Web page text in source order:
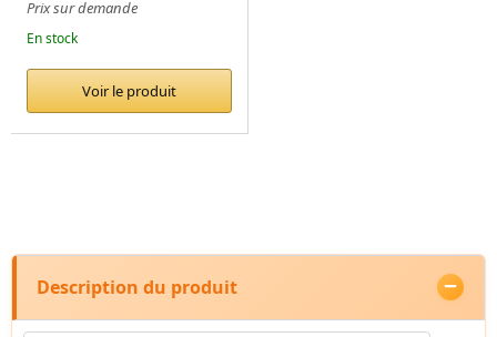
Prix sur demande
En stock
Voir le produit
Description du produit